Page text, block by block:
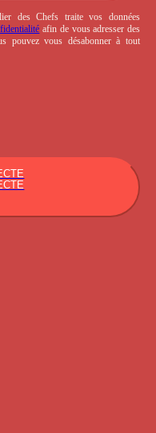
des Chefs traite vos données
afin de vous adresser des
pouvez vous désabonner à tout